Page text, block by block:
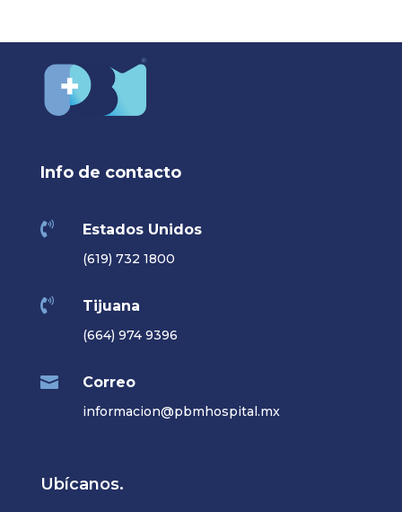
Info de contacto
 Estados Unidos
(619) 732 1800
 Tijuana
(664) 974 9396
 Correo
informacion@pbmhospital.mx
Ubícanos.